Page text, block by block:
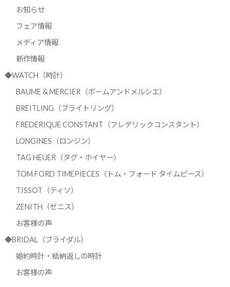
お知らせ
フェア情報
メディア情報
新作情報
◆WATCH（時計）
BAUME & MERCIER（ボームアンドメルシエ）
BREITLING（ブライトリング）
FREDERIQUE CONSTANT（フレデリックコンスタント）
LONGINES（ロンジン）
TAG HEUER（タグ・ホイヤー）
TOM FORD TIMEPIECES（トム・フォード タイムピース）
TISSOT（ティソ）
ZENITH（ゼニス）
お客様の声
◆BRIDAL（ブライダル）
婚約時計・結納返しの時計
お客様の声